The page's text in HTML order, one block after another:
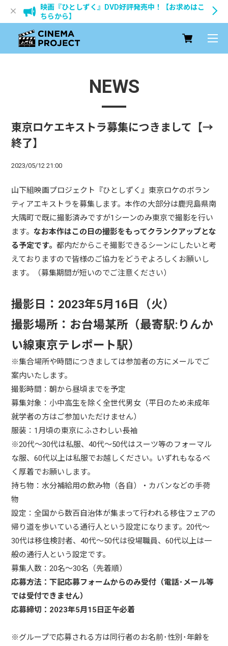
映画『ひとしずく』DVD好評発売中！【お求めはこ
ちらから】
NEWS
東京ロケエキストラ募集につきまして【→
終了】
2023/05/12 21:00
山下組映画プロジェクト『ひとしずく』東京ロケのボラン
ティアエキストラを募集します。本作の大部分は鹿児島県南
大隅町で既に撮影済みですが1シーンのみ東京で撮影を行い
ます。なお本作はこの日の撮影をもってクランクアップとな
る予定です。都内だからこそ撮影できるシーンにしたいと考
えておりますので皆様のご協力をどうぞよろしくお願いし
ます。（募集期間が短いのでご注意ください）
撮影日： 2023年5月16日（火）
撮影場所：お台場某所（最寄駅:りんか
い線東京テレポート駅）
※集合場所や時間につきましては参加者の方にメールでご
案内いたします。
撮影時間：朝から昼頃までを予定
募集対象：小中高生を除く全世代男女（平日のため未成年
就学者の方はご参加いただけません）
服装：1月頃の東京にふさわしい長袖
※20代～30代は私服、40代～50代はスーツ等のフォーマル
な服、60代以上は私服でお越しください。いずれもなるべ
く厚着でお願いします。
持ち物：水分補給用の飲み物（各自）・カバンなどの手荷
物
設定：全国から数百自治体が集まって行われる移住フェアの
帰り道を歩いている通行人という設定になります。20代～
30代は移住検討者、40代～50代は役場職員、60代以上は一
般の通行人という設定です。
募集人数：20名～30名（先着順）
応募方法：下記応募フォームからのみ受付（電話･メール等
では受付できません）
応募締切：2023年5月15日正午必着
※グループで応募される方は同行者のお名前･性別･年齢を